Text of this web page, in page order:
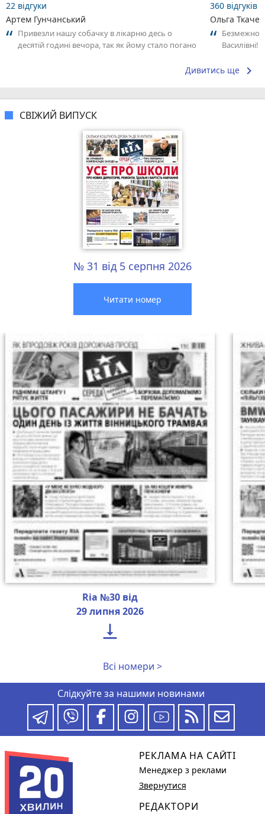
22 відгуки
Артем Гунчанський
Привезли нашу собачку в лікарню десь о
десятій годині вечора, так як йому стало погано
360 відгуків
Ольга
Безмежно
Дивитись ще keyboard_arrow_right
СВІЖИЙ ВИПУСК
№ 31 від 5 серпня 2026
Читати номер
Ria №30 від
29 липня 2026

Всі номери >
Слідкуйте за нашими новинами
РЕКЛАМА НА САЙТІ
Менеджер з реклами
Звернутися
РЕДАКТОРИ